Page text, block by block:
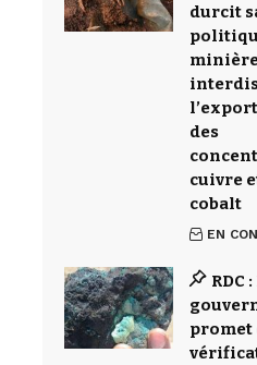
durcit
des
cuivre
cobalt
EN
RDC
promet